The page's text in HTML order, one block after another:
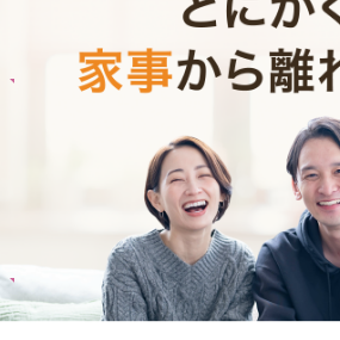
Customer Interview
お料理
U.I.さん
食生活を改善したいと思い料理代行をお
A.T.さん
30代 共働き 育児休暇中